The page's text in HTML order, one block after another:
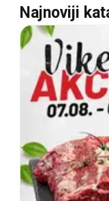
Najnoviji